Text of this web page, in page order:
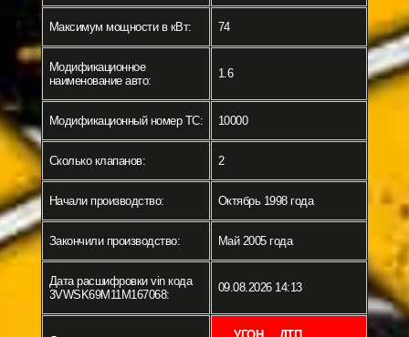
Максимум мощности в кВт: 74
Модификационное
наименование авто:
1.6
Модификационный номер ТС: 10000
Сколько клапанов: 2
Начали производство: Октябрь 1998 года
Закончили производство: Май 2005 года
Дата расшифровки vin кода
3VWSK69M11M167068:
09.08.2026 14:13